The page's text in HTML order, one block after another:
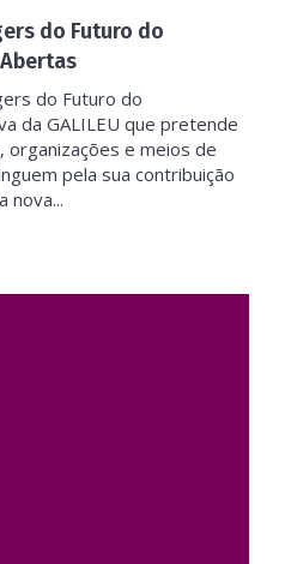
do Futuro do
do Futuro do
da GALILEU que pretende
e meios de
pela sua contribuição
nova...